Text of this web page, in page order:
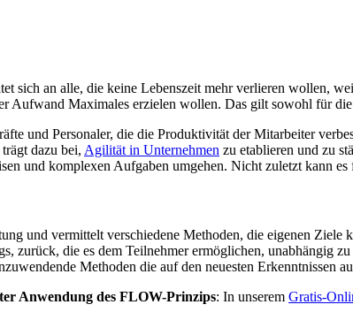
sich an alle, die keine Lebenszeit mehr verlieren wollen,
Aufwand Maximales erzielen wollen. Das gilt sowohl für
und Personaler, die die Produktivität der Mitarbeiter
dazu bei, Agilität in Unternehmen zu etablieren und zu
und komplexen Aufgaben umgehen. Nicht zuletzt kann
und vermittelt verschiedene Methoden, die eigenen
zurück, die es dem Teilnehmer ermöglichen, unabhängig
Methoden die auf den neuesten Erkenntnissen
Anwendung des FLOW-Prinzips: In unserem Gratis-